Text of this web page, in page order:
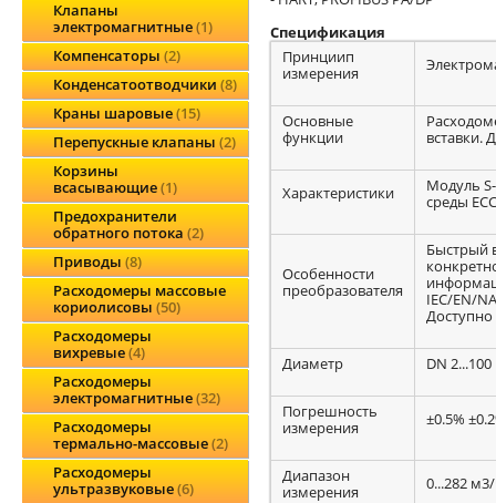
Клапаны
электромагнитные 1
Компенсаторы 2
Конденсатоотводчики 8
Краны шаровые 15
Перепускные клапаны 2
Корзины
всасывающие 1
Предохранители
обратного потока 2
Приводы 8
Расходомеры массовые
кориолисовы 50
Расходомеры
вихревые 4
Расходомеры
электромагнитные 32
Расходомеры
термально-массовые 2
Расходомеры
ультразвуковые 6
Спецификация
Принциип
измерения
Основные
функции
вставки.
Характеристики
Модуль
среды
Особенности
преобразователя
Быстрый
IEC/EN/
Диаметр DN 2...100
Погрешность
измерения
±0.5%
Диапазон
измерения
0...282